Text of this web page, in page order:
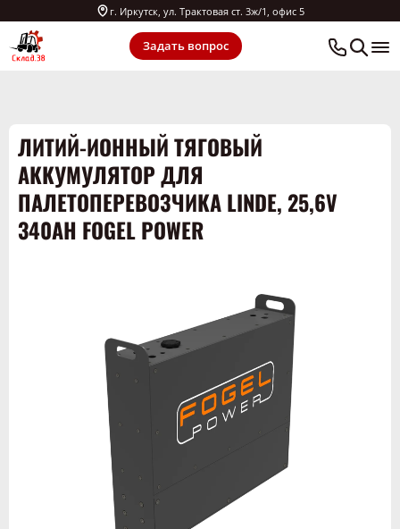
г. Иркутск, ул. Трактовая ст. 3ж/1, офис 5
Задать вопрос
ЛИТИЙ-ИОННЫЙ ТЯГОВЫЙ
АККУМУЛЯТОР ДЛЯ
ПАЛЕТОПЕРЕВОЗЧИКА LINDE, 25,6V
340AH FOGEL POWER